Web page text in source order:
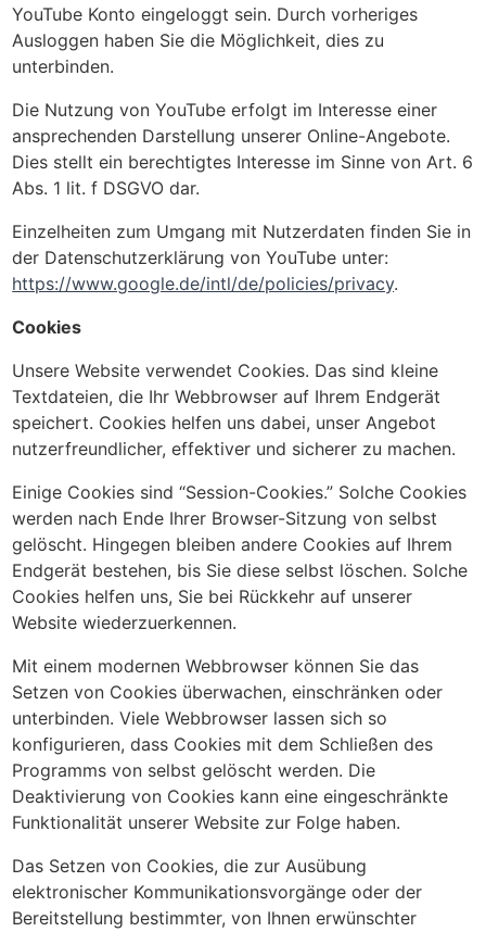
YouTube Konto eingeloggt sein. Durch vorheriges
Ausloggen haben Sie die Möglichkeit, dies zu
unterbinden.
Die Nutzung von YouTube erfolgt im Interesse einer
ansprechenden Darstellung unserer Online-Angebote.
Dies stellt ein berechtigtes Interesse im Sinne von Art. 6
Abs. 1 lit. f DSGVO dar.
Einzelheiten zum Umgang mit Nutzerdaten finden Sie in
der Datenschutzerklärung von YouTube unter:
https://www.google.de/intl/de/policies/privacy.
Cookies
Unsere Website verwendet Cookies. Das sind kleine
Textdateien, die Ihr Webbrowser auf Ihrem Endgerät
speichert. Cookies helfen uns dabei, unser Angebot
nutzerfreundlicher, effektiver und sicherer zu machen.
Einige Cookies sind “Session-Cookies.” Solche Cookies
werden nach Ende Ihrer Browser-Sitzung von selbst
gelöscht. Hingegen bleiben andere Cookies auf Ihrem
Endgerät bestehen, bis Sie diese selbst löschen. Solche
Cookies helfen uns, Sie bei Rückkehr auf unserer
Website wiederzuerkennen.
Mit einem modernen Webbrowser können Sie das
Setzen von Cookies überwachen, einschränken oder
unterbinden. Viele Webbrowser lassen sich so
konfigurieren, dass Cookies mit dem Schließen des
Programms von selbst gelöscht werden. Die
Deaktivierung von Cookies kann eine eingeschränkte
Funktionalität unserer Website zur Folge haben.
Das Setzen von Cookies, die zur Ausübung
elektronischer Kommunikationsvorgänge oder der
Bereitstellung bestimmter, von Ihnen erwünschter